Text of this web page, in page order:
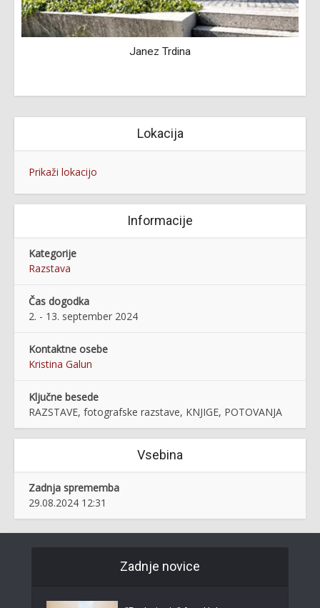
Janez Trdina
Lokacija
Prikaži lokacijo
Informacije
Kategorije
Razstava
Čas dogodka
2. - 13. september 2024
Kontaktne osebe
Kristina Galun
Ključne besede
RAZSTAVE, fotografske razstave, KNJIGE, POTOVANJA
Vsebina
Zadnja sprememba
29.08.2024 12:31
Zadnje novice